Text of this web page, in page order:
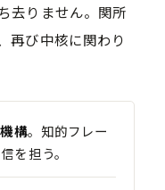
去りません。関所
再び中核に関わり
構。知的フレー
を担う。